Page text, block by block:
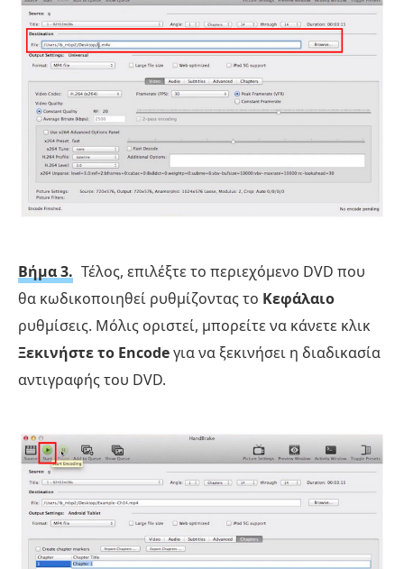
Βήμα 3. Τέλος, επιλέξτε το περιεχόμενο DVD που
θα κωδικοποιηθεί ρυθμίζοντας το Κεφάλαιο
ρυθμίσεις. Μόλις οριστεί, μπορείτε να κάνετε κλικ
Ξεκινήστε το Encodeγια να ξεκινήσει η διαδικασία
αντιγραφής του DVD.